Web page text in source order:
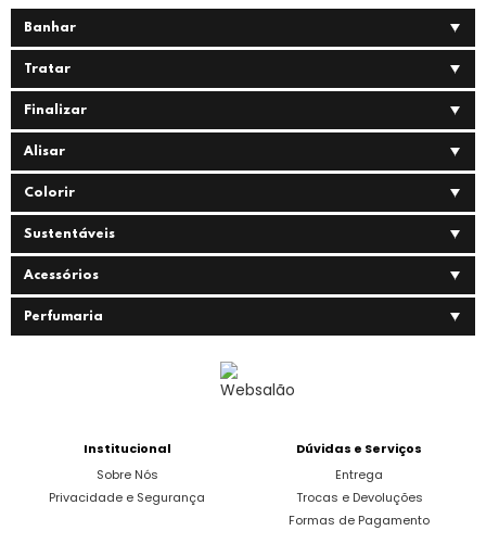
Banhar
Tratar
Finalizar
Alisar
Colorir
Sustentáveis
Acessórios
Perfumaria
Institucional
Sobre Nós
Privacidade e Segurança
Dúvidas e Serviços
Entrega
Trocas e Devoluções
Formas de Pagamento